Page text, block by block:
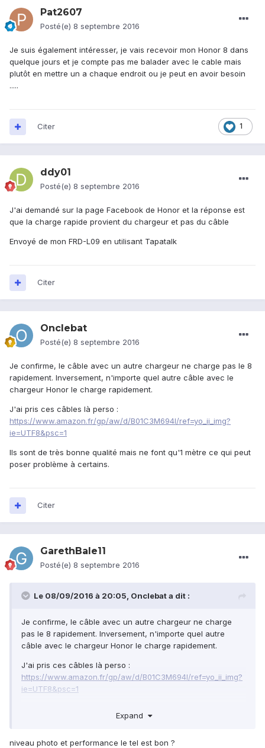
Pat2607
Posté(e) 8 septembre 2016
Je suis également intéresser, je vais recevoir mon Honor 8 dans
quelque jours et je compte pas me balader avec le cable mais
plutôt en mettre un a chaque endroit ou je peut en avoir besoin
.....
1
Citer
ddy01
Posté(e) 8 septembre 2016
J'ai demandé sur la page Facebook de Honor et la réponse est
que la charge rapide provient du chargeur et pas du câble
Envoyé de mon FRD-L09 en utilisant Tapatalk
Citer
Onclebat
Posté(e) 8 septembre 2016
Je confirme, le câble avec un autre chargeur ne charge pas le 8
rapidement. Inversement, n'importe quel autre câble avec le
chargeur Honor le charge rapidement.
J'ai pris ces câbles là perso :
https://www.amazon.fr/gp/aw/d/B01C3M694I/ref=yo_ii_img?
ie=UTF8&psc=1
Ils sont de très bonne qualité mais ne font qu'1 mètre ce qui peut
poser problème à certains.
Citer
GarethBale11
Posté(e) 8 septembre 2016
Le 08/09/2016 à 20:05, Onclebata dit :
Je confirme, le câble avec un autre chargeur ne charge
pas le 8 rapidement. Inversement, n'importe quel autre
câble avec le chargeur Honor le charge rapidement.
J'ai pris ces câbles là perso :
https://www.amazon.fr/gp/aw/d/B01C3M694I/ref=yo_ii_img?
ie=UTF8&psc=1
peut poser problème à certains.
Expand
niveau photo et performance le tel est bon ?